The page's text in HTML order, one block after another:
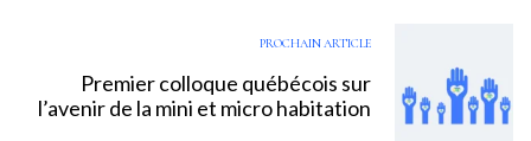
PROCHAIN ARTICLE
Premier colloque québécois sur
l’avenir de la mini et micro habitation